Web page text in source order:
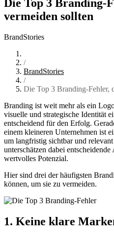
Die Top 3 Branding-
vermeiden sollten
BrandStories
/
BrandStories
/
Die Top 3 Branding-Fehler,
Branding ist weit mehr als ein
visuelle und strategische Identität
entscheidend für den Erfolg.
einem kleineren Unternehmen ist
um langfristig sichtbar und
unterschätzen dabei
wertvolles Potenzial.
Hier sind drei der häufigsten
können, um sie zu vermeiden.
1. Keine klare